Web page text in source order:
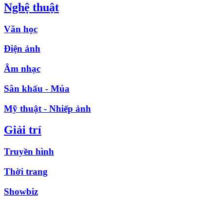
Nghệ thuật
Văn học
Điện ảnh
Âm nhạc
Sân khấu - Múa
Mỹ thuật - Nhiếp ảnh
Giải trí
Truyền hình
Thời trang
Showbiz